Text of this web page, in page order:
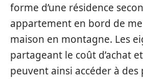
forme d’une résidence
appartement en bord de
maison en montagne. Les
partageant le coût d’achat
peuvent ainsi accéder à des